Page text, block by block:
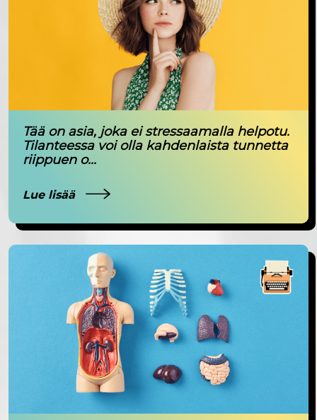
Tää on asia, joka ei stressaamalla helpotu.
Tilanteessa voi olla kahdenlaista tunnetta
riippuen o...
Lue lisää